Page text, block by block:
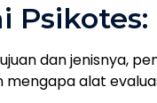
dan jenisnya,
alat